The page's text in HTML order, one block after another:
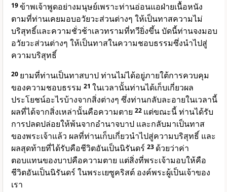
19ข้าพเจ้าพูดอย่างมนุษย์เพราะท่านอ่อนแอฝ่ายเนื้อหนัง
ตามที่ท่านเคยมอบอวัยวะส่วนต่างๆ ให้เป็นทาสความไม่
บริสุทธิ์และความชั่วช้าเลวทรามที่ทวียิ่งขึ้น บัดนี้ท่านจงมอบ
อวัยวะส่วนต่างๆ ให้เป็นทาสในความชอบธรรมซึ่งนำไปสู่
ความบริสุทธิ์
20 ยามที่ท่านเป็นทาสบาป ท่านไม่ได้อยู่ภายใต้การควบคุม
ของความชอบธรรม 21 ในเวลานั้นท่านได้เก็บเกี่ยวผล
ประโยชน์อะไรบ้างจากสิ่งต่างๆ ซึ่งท่านกลับละอายในเวลานี้
ผลที่ได้จากสิ่งเหล่านั้นคือความตาย 22 แต่ขณะนี้ ท่านได้รับ
การปลดปล่อยให้พ้นจากอำนาจบาป และกลับมาเป็นทาส
ของพระเจ้าแล้ว ผลที่ท่านเก็บเกี่ยวนำไปสู่ความบริสุทธิ์ และ
ผลสุดท้ายที่ได้รับคือชีวิตอันเป็นนิรันดร์ 23 ด้วยว่าค่า
ตอบแทนของบาปคือความตาย แต่สิ่งที่พระเจ้ามอบให้คือ
ชีวิตอันเป็นนิรันดร์ ในพระเยซูคริสต์ องค์พระผู้เป็นเจ้าของ
เรา